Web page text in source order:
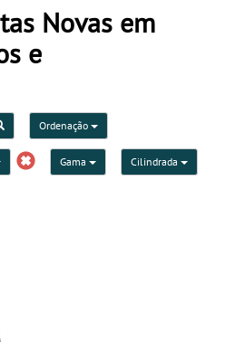
Novas em
e
Ordenação
Gama Cilindrada